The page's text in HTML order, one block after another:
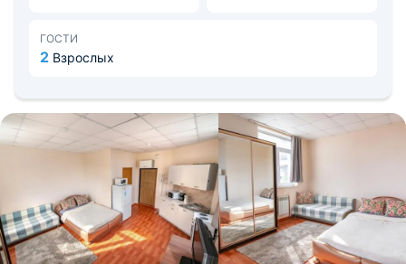
ресторанах или кафе. Недалеко располагается
ресторан «More» и ресторан «Лаффа».
апартаментами. Среди них: Развлекательный центр
Порхай, Батутный парк JumpTown, Приморский
Пушкинский театр, Цирк Владивостока. Расстояние до
малого аэродрома Озерные ключи составляет 33,9 км,
до железнодорожной станции Первая речка - 1,8 км.
ГОСТИ
2 Взрослых